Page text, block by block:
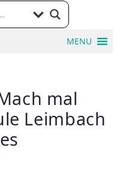
MENU
mal
Leimbach